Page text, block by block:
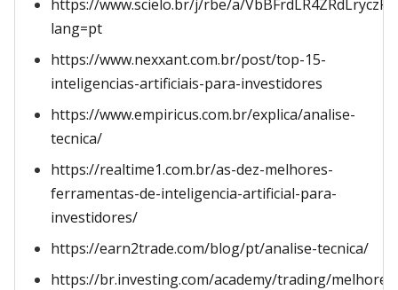
https://www.scielo.br/j/rbe/a/
lang=pt
https://www.nexxant.com.br/post/top-15-
inteligencias-artificiais-para-investidores
https://www.empiricus.com.br/explica/analise-
tecnica/
https://realtime1.com.br/as-dez-melhores-
ferramentas-de-inteligencia-artificial-para-
investidores/
https://earn2trade.com/blog/pt/analise-tecnica/
https://br.investing.com/academy/trading/